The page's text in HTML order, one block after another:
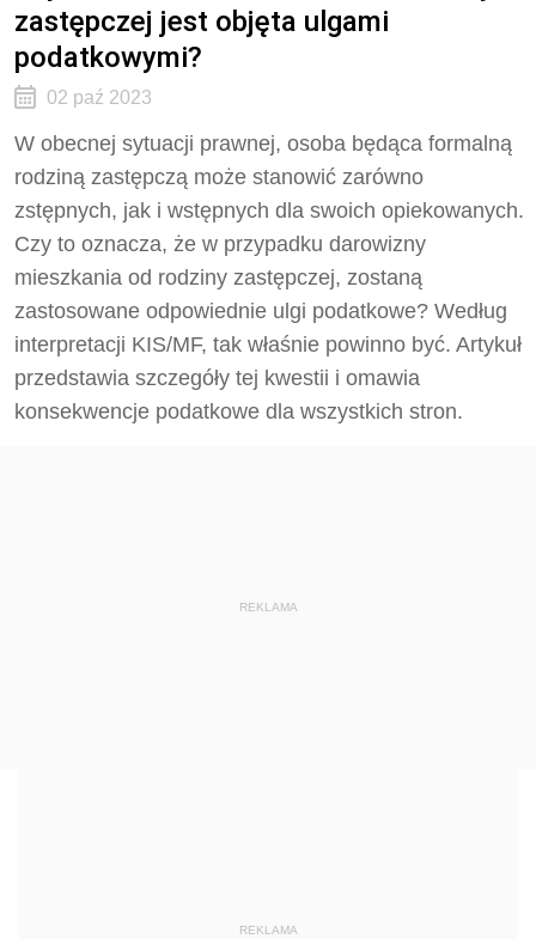
zastępczej jest objęta ulgami
podatkowymi?
02 paź 2023
W obecnej sytuacji prawnej, osoba będąca formalną
rodziną zastępczą może stanowić zarówno
zstępnych, jak i wstępnych dla swoich opiekowanych.
Czy to oznacza, że w przypadku darowizny
mieszkania od rodziny zastępczej, zostaną
zastosowane odpowiednie ulgi podatkowe? Według
interpretacji KIS/MF, tak właśnie powinno być. Artykuł
przedstawia szczegóły tej kwestii i omawia
konsekwencje podatkowe dla wszystkich stron.
REKLAMA
REKLAMA